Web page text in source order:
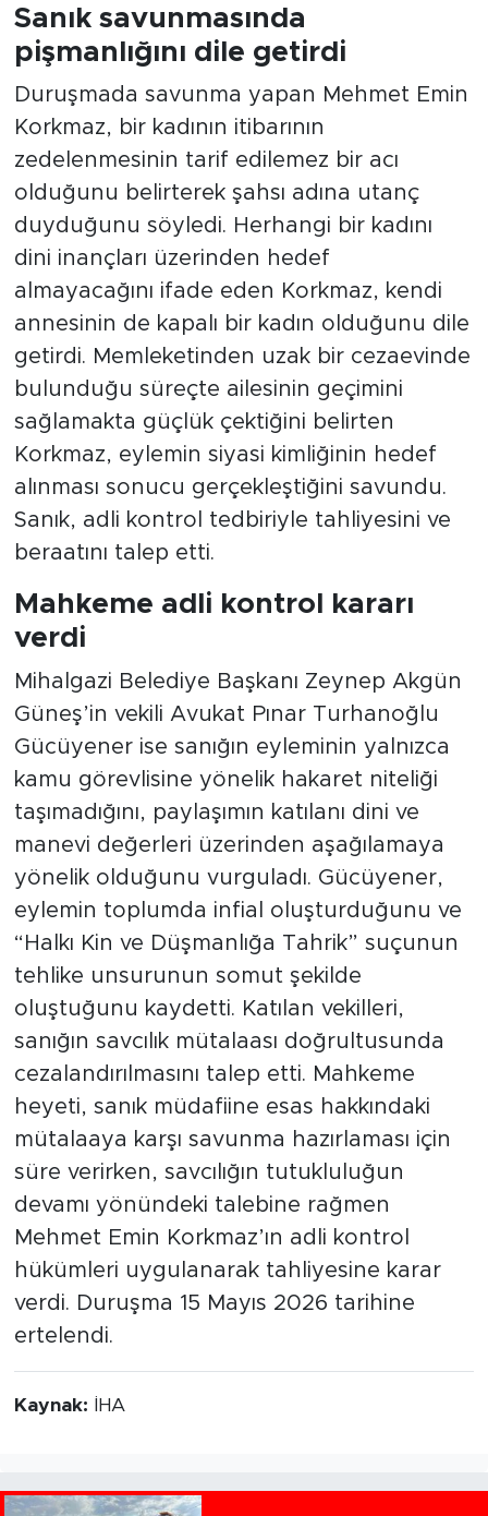
Sanık savunmasında
pişmanlığını dile getirdi
Duruşmada savunma yapan Mehmet Emin
Korkmaz, bir kadının itibarının
zedelenmesinin tarif edilemez bir acı
olduğunu belirterek şahsı adına utanç
duyduğunu söyledi. Herhangi bir kadını
dini inançları üzerinden hedef
almayacağını ifade eden Korkmaz, kendi
annesinin de kapalı bir kadın olduğunu dile
getirdi. Memleketinden uzak bir cezaevinde
bulunduğu süreçte ailesinin geçimini
sağlamakta güçlük çektiğini belirten
Korkmaz, eylemin siyasi kimliğinin hedef
alınması sonucu gerçekleştiğini savundu.
Sanık, adli kontrol tedbiriyle tahliyesini ve
beraatını talep etti.
Mahkeme adli kontrol kararı
verdi
Mihalgazi Belediye Başkanı Zeynep Akgün
Güneş’in vekili Avukat Pınar Turhanoğlu
Gücüyener ise sanığın eyleminin yalnızca
kamu görevlisine yönelik hakaret niteliği
taşımadığını, paylaşımın katılanı dini ve
manevi değerleri üzerinden aşağılamaya
yönelik olduğunu vurguladı. Gücüyener,
eylemin toplumda infial oluşturduğunu ve
“Halkı Kin ve Düşmanlığa Tahrik” suçunun
tehlike unsurunun somut şekilde
oluştuğunu kaydetti. Katılan vekilleri,
sanığın savcılık mütalaası doğrultusunda
cezalandırılmasını talep etti. Mahkeme
heyeti, sanık müdafiine esas hakkındaki
mütalaaya karşı savunma hazırlaması için
süre verirken, savcılığın tutukluluğun
devamı yönündeki talebine rağmen
Mehmet Emin Korkmaz’ın adli kontrol
hükümleri uygulanarak tahliyesine karar
verdi. Duruşma 15 Mayıs 2026 tarihine
ertelendi.
Kaynak: İHA